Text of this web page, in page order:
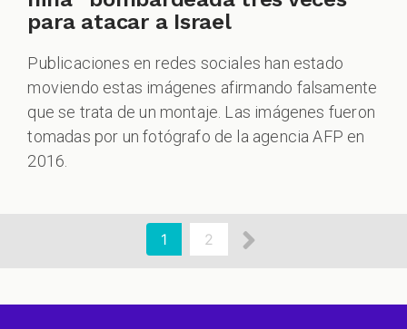
para atacar a Israel
Publicaciones en redes sociales han estado
moviendo estas imágenes afirmando falsamente
que se trata de un montaje. Las imágenes fueron
tomadas por un fotógrafo de la agencia AFP en
2016.
Página
actual
1 Page
2
Siguiente